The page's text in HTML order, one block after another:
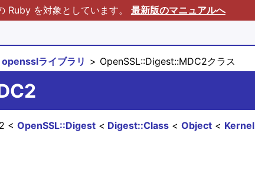
Ruby を対象としています。 最新版のマニュアルへ
opensslライブラリ OpenSSL::Digest::MDC2クラス
Kernel
Object
Digest::Class
OpenSSL::Digest